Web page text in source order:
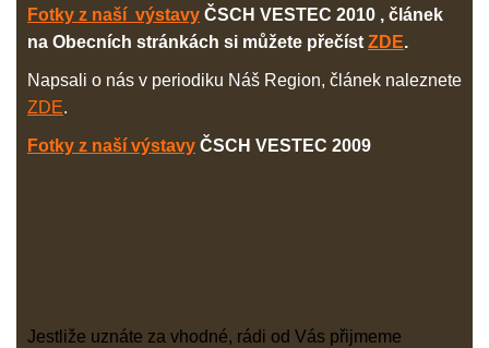
Fotky z naší výstavy ČSCH VESTEC 2010 , článek
na Obecních stránkách si můžete přečíst ZDE.
Napsali o nás v periodiku Náš Region, článek naleznete
ZDE.
Fotky z naší výstavy ČSCH VESTEC 2009
Jestliže uznáte za vhodné, rádi od Vás přijmeme